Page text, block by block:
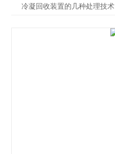
冷凝回收装置的几种处理技术